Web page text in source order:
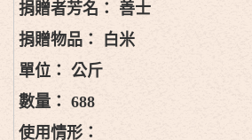
善士
白米
公斤
688